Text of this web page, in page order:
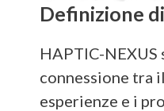
Definizione
HAPTIC-
connessione tra
esperienze e i